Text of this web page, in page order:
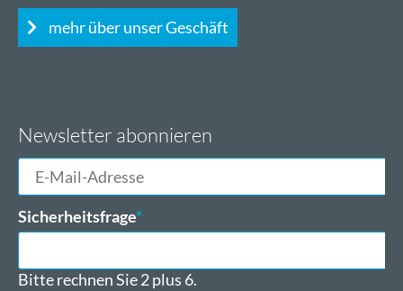
mehr über unser Geschäft
Newsletter abonnieren
E-
Mail-
Adresse
Pflichtfeld
Sicherheitsfrage*
Bitte rechnen Sie 2 plus 6.